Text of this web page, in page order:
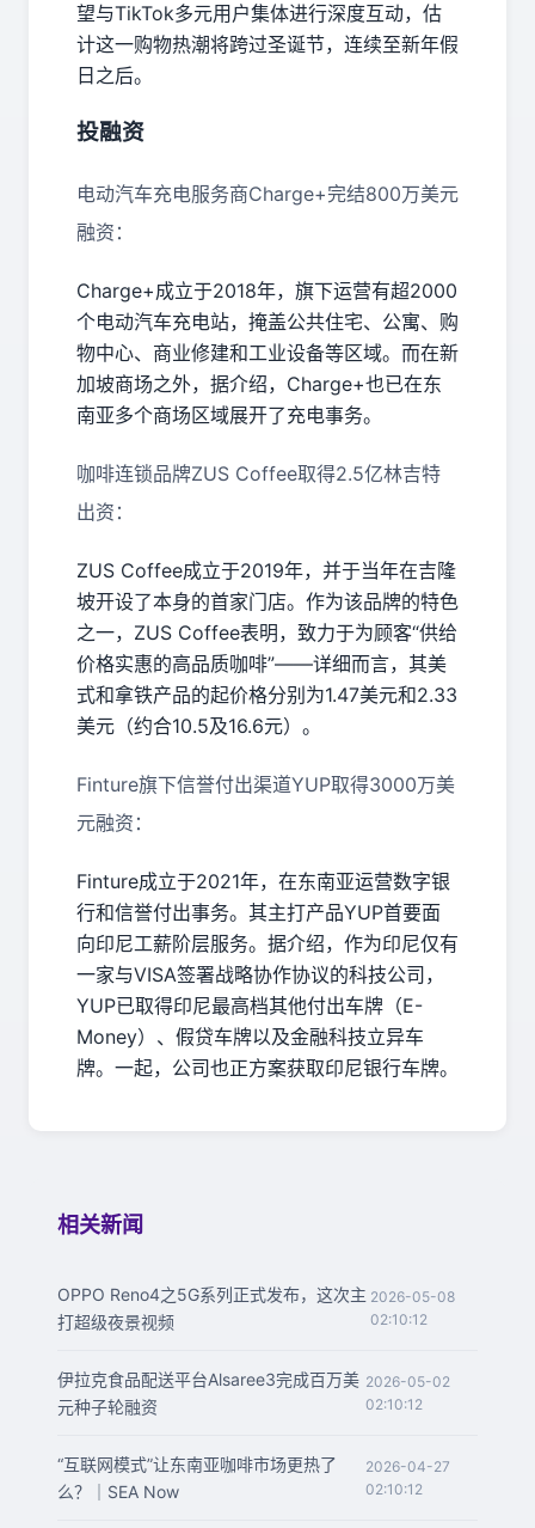
望与TikTok多元用户集体进行深度互动，估
计这一购物热潮将跨过圣诞节，连续至新年假
日之后。
投融资
电动汽车充电服务商Charge+完结800万美元
融资：
Charge+成立于2018年，旗下运营有超2000
个电动汽车充电站，掩盖公共住宅、公寓、购
物中心、商业修建和工业设备等区域。而在新
加坡商场之外，据介绍，Charge+也已在东
南亚多个商场区域展开了充电事务。
咖啡连锁品牌ZUS Coffee取得2.5亿林吉特
出资：
ZUS Coffee成立于2019年，并于当年在吉隆
坡开设了本身的首家门店。作为该品牌的特色
之一，ZUS Coffee表明，致力于为顾客“供给
价格实惠的高品质咖啡”——详细而言，其美
式和拿铁产品的起价格分别为1.47美元和2.33
美元（约合10.5及16.6元）。
Finture旗下信誉付出渠道YUP取得3000万美
元融资：
Finture成立于2021年，在东南亚运营数字银
行和信誉付出事务。其主打产品YUP首要面
向印尼工薪阶层服务。据介绍，作为印尼仅有
一家与VISA签署战略协作协议的科技公司，
YUP已取得印尼最高档其他付出车牌（E-
Money）、假贷车牌以及金融科技立异车
牌。一起，公司也正方案获取印尼银行车牌。
相关新闻
OPPO Reno4之5G系列正式发布，这次主
打超级夜景视频
2026-05-08
02:10:12
伊拉克食品配送平台Alsaree3完成百万美
元种子轮融资
2026-05-02
02:10:12
“互联网模式”让东南亚咖啡市场更热了
么？｜SEA Now
2026-04-27
02:10:12